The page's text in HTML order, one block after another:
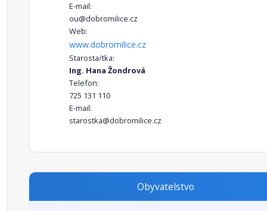
E-mail:
ou@dobromilice.cz
Web:
www.dobromilice.cz
Starosta/tka:
Ing. Hana Žondrová
Telefon:
725 131 110
E-mail:
starostka@dobromilice.cz
Obyvatelstvo